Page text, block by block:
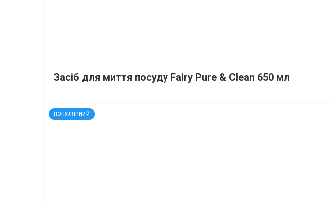
Засіб для миття посуду Fairy Pure & Clean 650 мл
ПОПУЛЯРНИЙ
код: 32449